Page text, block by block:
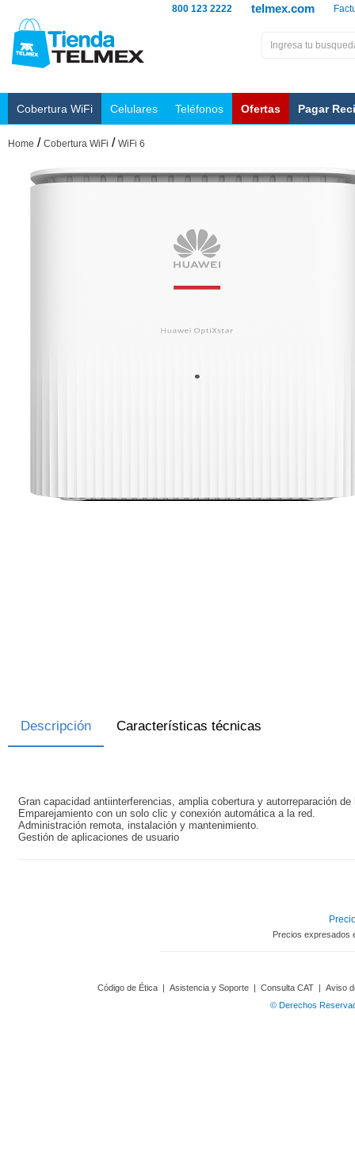
telmex.com
800 123 2222
Cobertura WiFi Celulares Teléfonos Ofertas Pagar
Home / Cobertura WiFi / WiFi 6
Descripción Características técnicas
Gran capacidad antiinterferencias, amplia cobertura y autorreparación de
Emparejamiento con un solo clic y conexión automática a la red.
Administración remota, instalación y mantenimiento.
Gestión de aplicaciones de usuario
Precios expresados
Código de Ética | Asistencia y Soporte | Consulta CAT | Aviso
© Derechos